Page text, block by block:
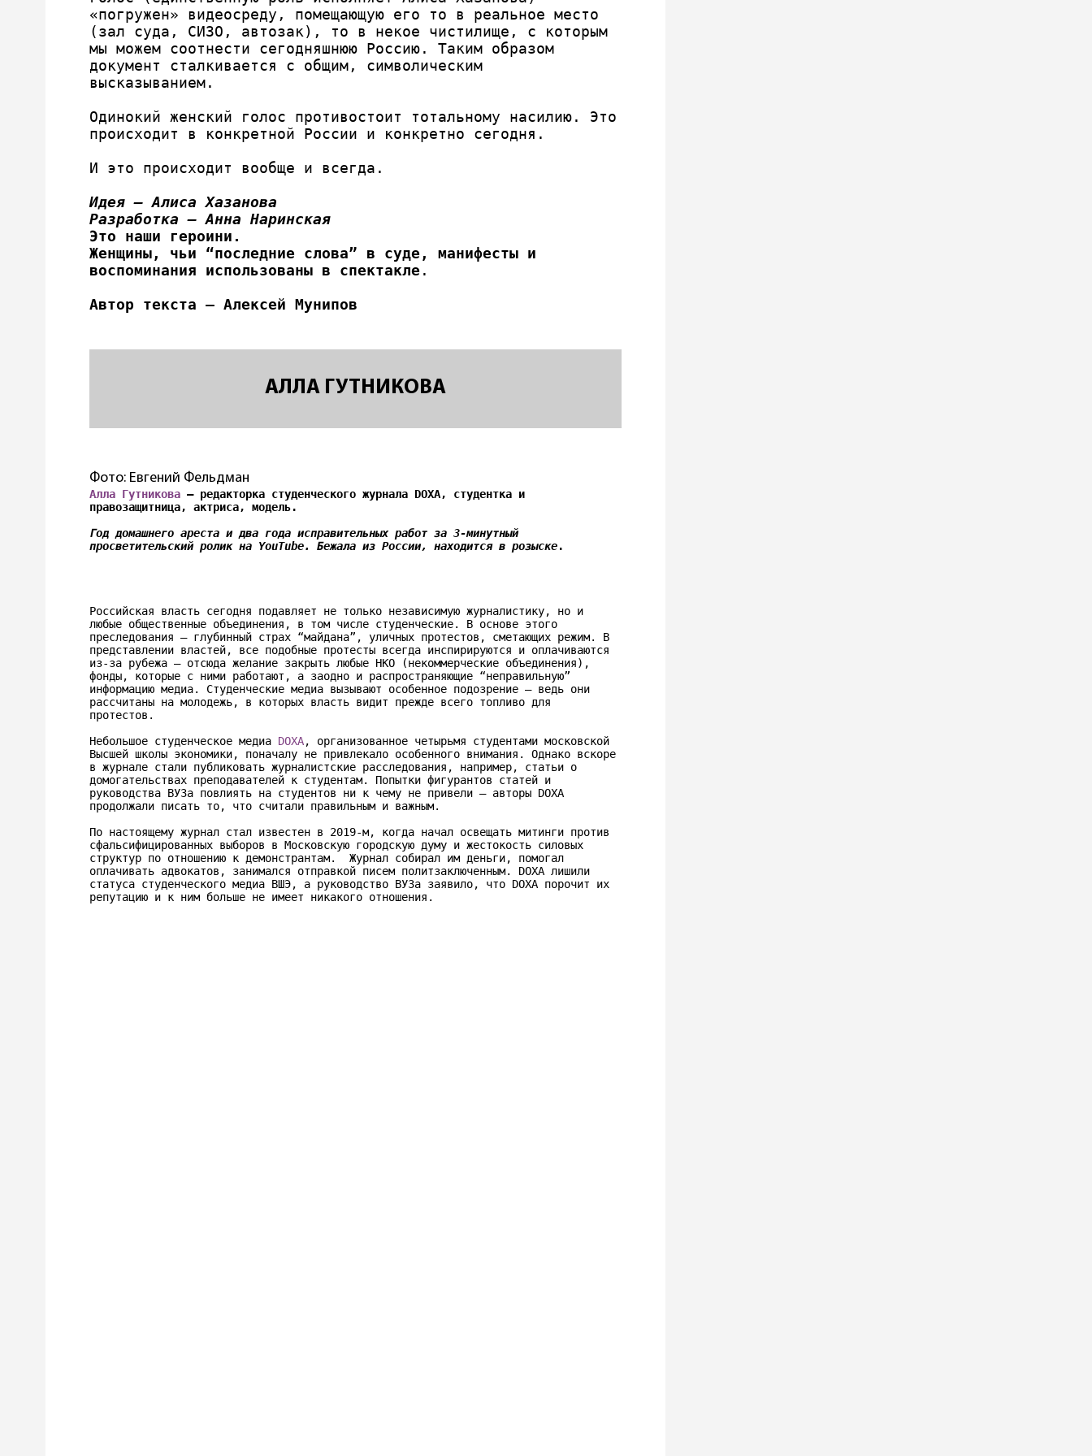
«погружен» видеосреду, помещающую его то в реальное место
(зал суда, СИЗО, автозак), то в некое чистилище, с которым
мы можем соотнести сегодняшнюю Россию. Таким образом
документ сталкивается с общим, символическим
высказыванием.
Одинокий женский голос противостоит тотальному насилию. Это
происходит в конкретной России и конкретно сегодня.
И это происходит вообще и всегда.
Идея – Алиса Хазанова
Разработка – Анна Наринская
Это наши героини.
Женщины, чьи “последние слова” в суде, манифесты и
воспоминания использованы в спектакле.
Автор текста — Алексей Мунипов
АЛЛА ГУТНИКОВА
Фото: Евгений Фельдман
Алла Гутникова — редакторка студенческого журнала DOXA, студентка и
правозащитница, актриса, модель.
Год домашнего ареста и два года исправительных работ за 3-минутный
просветительский ролик на YouTube. Бежала из России, находится в розыске.
Российская власть сегодня подавляет не только независимую журналистику, но и
любые общественные объединения, в том числе студенческие. В основе этого
преследования — глубинный страх “майдана”, уличных протестов, сметающих режим. В
представлении властей, все подобные протесты всегда инспирируются и оплачиваются
из-за рубежа — отсюда желание закрыть любые НКО (некоммерческие объединения),
фонды, которые с ними работают, а заодно и распространяющие “неправильную”
информацию медиа. Студенческие медиа вызывают особенное подозрение — ведь они
рассчитаны на молодежь, в которых власть видит прежде всего топливо для
протестов.
Небольшое студенческое медиа DOXA, организованное четырьмя студентами московской
Высшей школы экономики, поначалу не привлекало особенного внимания. Однако вскоре
в журнале стали публиковать журналистские расследования, например, статьи о
домогательствах преподавателей к студентам. Попытки фигурантов статей и
руководства ВУЗа повлиять на студентов ни к чему не привели — авторы DOXA
продолжали писать то, что считали правильным и важным.
По настоящему журнал стал известен в 2019-м, когда начал освещать митинги против
сфальсифицированных выборов в Московскую городскую думу и жестокость силовых
структур по отношению к демонстрантам.  Журнал собирал им деньги, помогал
оплачивать адвокатов, занимался отправкой писем политзаключенным. DOXA лишили
статуса студенческого медиа ВШЭ, а руководство ВУЗа заявило, что DOXA порочит их
репутацию и к ним больше не имеет никакого отношения.